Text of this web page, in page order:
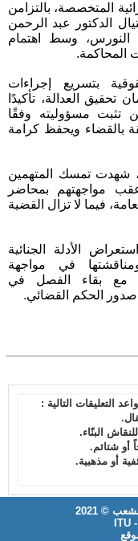
المتخصصة، بالتزامن
الدكتور عبد الرحمن
وسط اهتمام
المحاكمة.
بتسريع إجراءات
تحقيق العدالة، تأكيدًا
مسؤوليته وفقًا
بالقضاء ويحفظ كرامة
شهدت تمسك المتهمين
عقب مواجهتهم بمحاضر
فيما لا تزال القضية
الأدلة الجنائية
في مواجهة
مع بقاء الفصل في
الحكم القضائي.
التعليقات التالية :
البنّاء.
أو شتائم.
أو مذهبية.
© 2021
ITU